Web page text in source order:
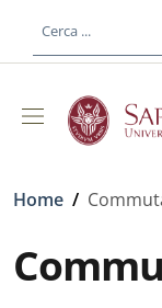
al contenuto
Briciole di pane
Home /